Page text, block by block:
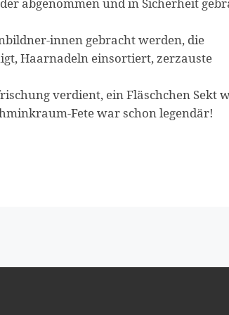
innen gebracht werden, die
Haarnadeln einsortiert, zerzauste
verdient, ein Fläschchen Sekt
Fete war schon legendär!